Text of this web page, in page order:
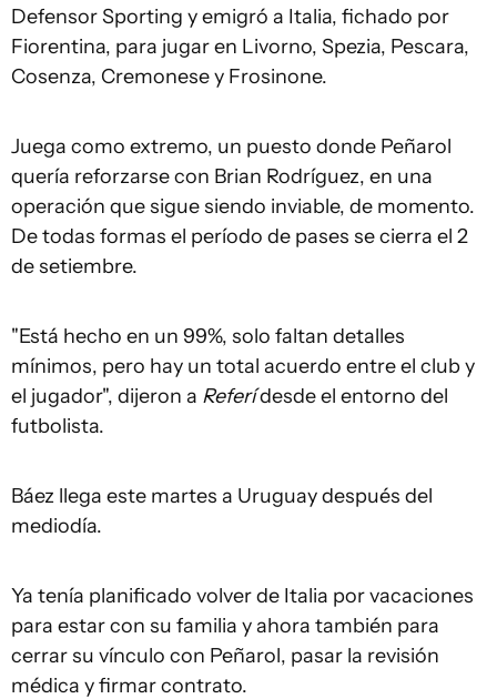
Defensor Sporting y emigró a Italia, fichado por
Fiorentina, para jugar en Livorno, Spezia, Pescara,
Cosenza, Cremonese y Frosinone.
Juega como extremo, un puesto donde Peñarol
quería reforzarse con Brian Rodríguez, en una
operación que sigue siendo inviable, de momento.
De todas formas el período de pases se cierra el 2
de setiembre.
"Está hecho en un 99%, solo faltan detalles
mínimos, pero hay un total acuerdo entre el club y
el jugador", dijeron a Referídesde el entorno del
futbolista.
Báez llega este martes a Uruguay después del
mediodía.
Ya tenía planificado volver de Italia por vacaciones
para estar con su familia y ahora también para
cerrar su vínculo con Peñarol, pasar la revisión
médica y firmar contrato.